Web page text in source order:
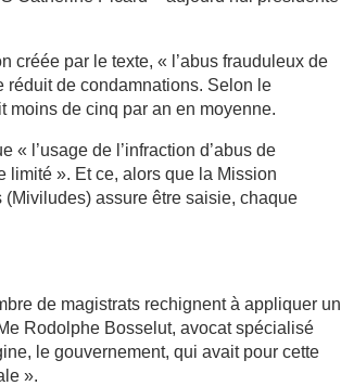
créée par le texte, « l’abus frauduleux de
réduit de condamnations. Selon le
moins de cinq par an en moyenne.
l’usage de l’infraction d’abus de
limité ». Et ce, alors que la Mission
assure être saisie, chaque
de magistrats rechignent à appliquer un
Rodolphe Bosselut, avocat spécialisé
le gouvernement, qui avait pour cette
».